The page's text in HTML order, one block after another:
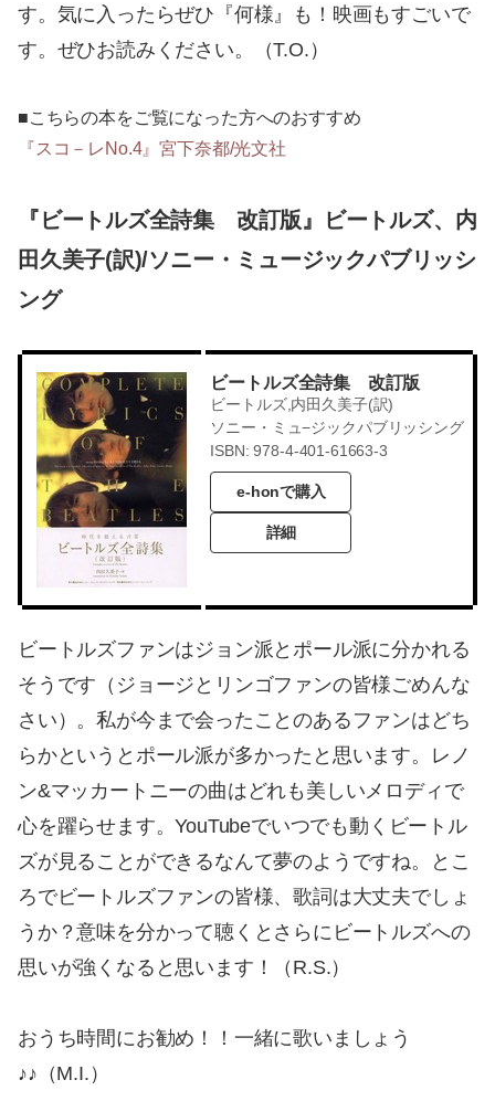
す。気に入ったらぜひ『何様』も！映画もすごいで
す。ぜひお読みください。（T.O.）
■こちらの本をご覧になった方へのおすすめ
『スコ－レNo.4』宮下奈都/光文社
『ビートルズ全詩集 改訂版』ビートルズ、内
田久美子(訳)/ソニー・ミュージックパブリッシ
ング
ビートルズ全詩集 改訂版
ビートルズ,内田久美子(訳)
ソニー・ミュ−ジックパブリッシング
ISBN: 978-4-401-61663-3
e-honで購入
詳細
ビートルズファンはジョン派とポール派に分かれる
そうです（ジョージとリンゴファンの皆様ごめんな
さい）。私が今まで会ったことのあるファンはどち
らかというとポール派が多かったと思います。レノ
ン&マッカートニーの曲はどれも美しいメロディで
心を躍らせます。YouTubeでいつでも動くビートル
ズが見ることができるなんて夢のようですね。とこ
ろでビートルズファンの皆様、歌詞は大丈夫でしょ
うか？意味を分かって聴くとさらにビートルズへの
思いが強くなると思います！（R.S.）
おうち時間にお勧め！！一緒に歌いましょう
♪♪（M.I.）